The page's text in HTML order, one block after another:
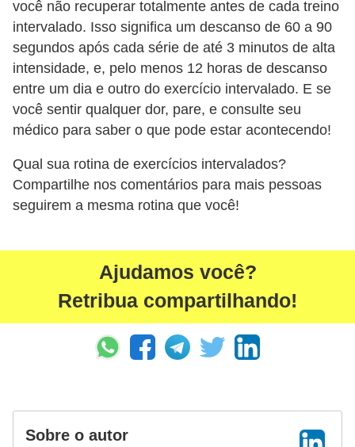
você não recuperar totalmente antes de cada treino
intervalado. Isso significa um descanso de 60 a 90
segundos após cada série de até 3 minutos de alta
intensidade, e, pelo menos 12 horas de descanso
entre um dia e outro do exercício intervalado. E se
você sentir qualquer dor, pare, e consulte seu
médico para saber o que pode estar acontecendo!
Qual sua rotina de exercícios intervalados?
Compartilhe nos comentários para mais pessoas
seguirem a mesma rotina que você!
Ajudamos você?
Retribua compartilhando!
Sobre o autor